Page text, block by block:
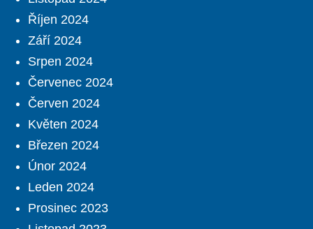
Říjen 2024
Září 2024
Srpen 2024
Červenec 2024
Červen 2024
Květen 2024
Březen 2024
Únor 2024
Leden 2024
Prosinec 2023